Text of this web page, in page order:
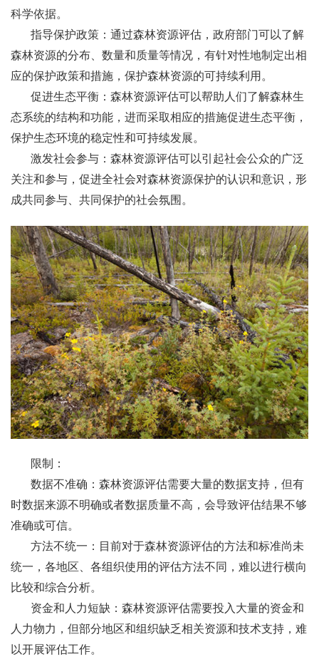
科学依据。
指导保护政策：通过森林资源评估，政府部门可以了解
森林资源的分布、数量和质量等情况，有针对性地制定出相
应的保护政策和措施，保护森林资源的可持续利用。
促进生态平衡：森林资源评估可以帮助人们了解森林生
态系统的结构和功能，进而采取相应的措施促进生态平衡，
保护生态环境的稳定性和可持续发展。
激发社会参与：森林资源评估可以引起社会公众的广泛
关注和参与，促进全社会对森林资源保护的认识和意识，形
成共同参与、共同保护的社会氛围。
限制：
数据不准确：森林资源评估需要大量的数据支持，但有
时数据来源不明确或者数据质量不高，会导致评估结果不够
准确或可信。
方法不统一：目前对于森林资源评估的方法和标准尚未
统一，各地区、各组织使用的评估方法不同，难以进行横向
比较和综合分析。
资金和人力短缺：森林资源评估需要投入大量的资金和
人力物力，但部分地区和组织缺乏相关资源和技术支持，难
以开展评估工作。